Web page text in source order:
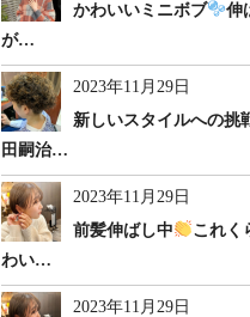
かわいいミニボブ
伸
が…
2023年11月29日
新しいスタイルへの挑
田嗣治…
2023年11月29日
前髪伸ばし中
これく
わい…
2023年11月29日